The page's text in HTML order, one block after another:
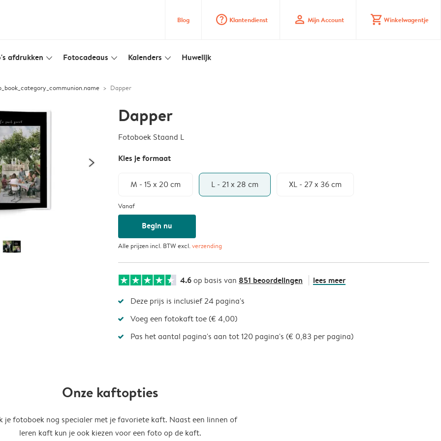
Blog question_mark_circle Klantendienst profile Mijn Account shopping_cart Winkelwagentje
afdrukken slim_arrow_down Fotocadeaus slim_arrow_down Kalenders slim_arrow_down Huwelijk
Dapper
Dapper
Fotoboek Staand L
Kies je formaat
M - 15 x 20 cm L - 21 x 28 cm XL - 27 x 36 cm
Vanaf
Begin nu
Alle prijzen incl. BTW excl.verzending
4.6op basis van 851 beoordelingen lees meer
Deze prijs is inclusief 24 pagina's
Voeg een fotokaft toe (€ 4,00)
Pas het aantal pagina's aan tot 120 pagina's (€ 0,83 per pagina)
Onze kaftopties
je fotoboek nog specialer met je favoriete kaft. Naast een linnen of
leren kaft kun je ook kiezen voor een foto op de kaft.